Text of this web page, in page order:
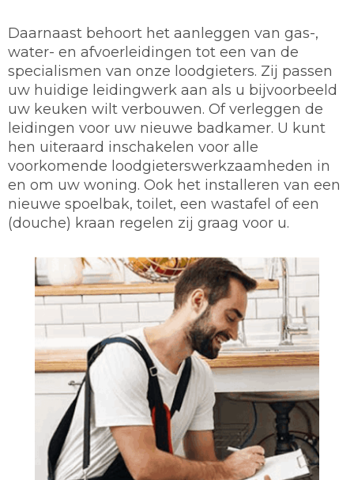
Daarnaast behoort het aanleggen van gas-,
water- en afvoerleidingen tot een van de
specialismen van onze loodgieters. Zij passen
uw huidige leidingwerk aan als u bijvoorbeeld
uw keuken wilt verbouwen. Of verleggen de
leidingen voor uw nieuwe badkamer. U kunt
hen uiteraard inschakelen voor alle
voorkomende loodgieterswerkzaamheden in
en om uw woning. Ook het installeren van een
nieuwe spoelbak, toilet, een wastafel of een
(douche) kraan regelen zij graag voor u.